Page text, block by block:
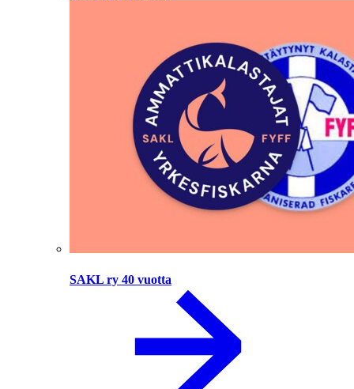
SAKL ry 40 vuotta